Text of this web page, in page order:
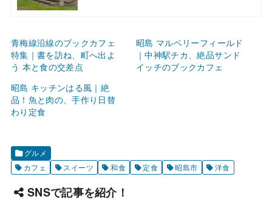
青梅線沿線のブックカフェ
特集｜書を訪ね、町へ出よ
う 本と食の交差点
昭島 マルベリーフィールド
｜中神駅チカ、絶品サンド
イッチのブックカフェ
昭島 キッチンはる風｜絶
品！魚と肉の、手作り日替
わり定食
グルメ
カフェ
スイーツ 和食 定食 昭島市 洋食
SNSで記事を紹介！